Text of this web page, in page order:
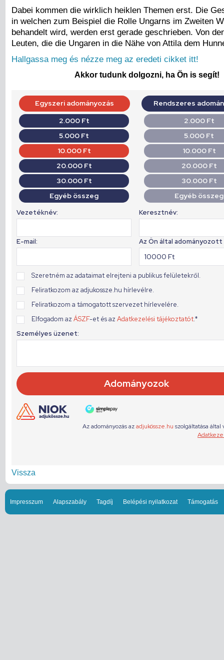
Dabei kommen die wirklich heiklen Themen erst. Die
in welchen zum Beispiel die Rolle Ungarns im Zweiten
behandelt wird, werden erst gerade geschrieben. Von
Leuten, die die Ungaren in die Nähe von Attila dem
Hallgassa meg és nézze meg az eredeti cikket itt!
Akkor tudunk dolgozni, ha Ön is segít!
Vissza
Impresszum Alapszabály Tagdíj Belépési nyilatkozat Támogatás